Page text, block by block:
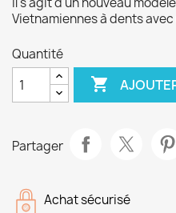
Vietnamiennes à dents
Quantité

Partager
Achat sécurisé